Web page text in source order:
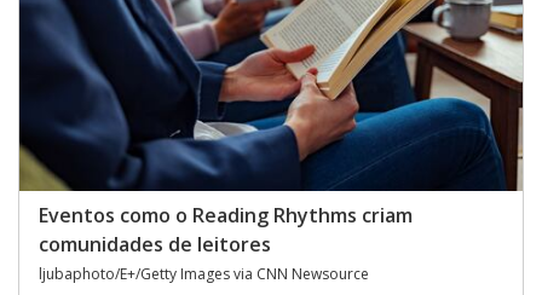
Eventos como o Reading Rhythms criam
comunidades de leitores
ljubaphoto/E+/Getty Images via CNN Newsource